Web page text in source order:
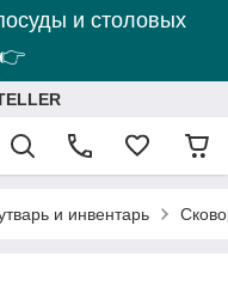
и столовых
и инвентарь